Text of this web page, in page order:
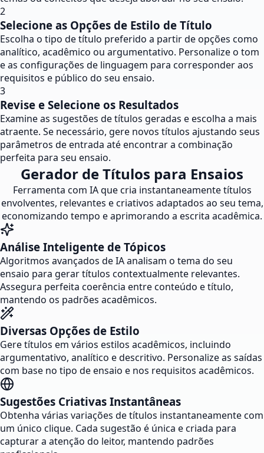
2
Selecione as Opções de Estilo de Título
Escolha o tipo de título preferido a partir de opções como
analítico, acadêmico ou argumentativo. Personalize o tom
e as configurações de linguagem para corresponder aos
requisitos e público do seu ensaio.
3
Revise e Selecione os Resultados
Examine as sugestões de títulos geradas e escolha a mais
atraente. Se necessário, gere novos títulos ajustando seus
parâmetros de entrada até encontrar a combinação
perfeita para seu ensaio.
Gerador de Títulos para Ensaios
Ferramenta com IA que cria instantaneamente títulos
envolventes, relevantes e criativos adaptados ao seu tema,
economizando tempo e aprimorando a escrita acadêmica.
Análise Inteligente de Tópicos
Algoritmos avançados de IA analisam o tema do seu
ensaio para gerar títulos contextualmente relevantes.
Assegura perfeita coerência entre conteúdo e título,
mantendo os padrões acadêmicos.
Diversas Opções de Estilo
Gere títulos em vários estilos acadêmicos, incluindo
argumentativo, analítico e descritivo. Personalize as saídas
com base no tipo de ensaio e nos requisitos acadêmicos.
Sugestões Criativas Instantâneas
Obtenha várias variações de títulos instantaneamente com
um único clique. Cada sugestão é única e criada para
capturar a atenção do leitor, mantendo padrões